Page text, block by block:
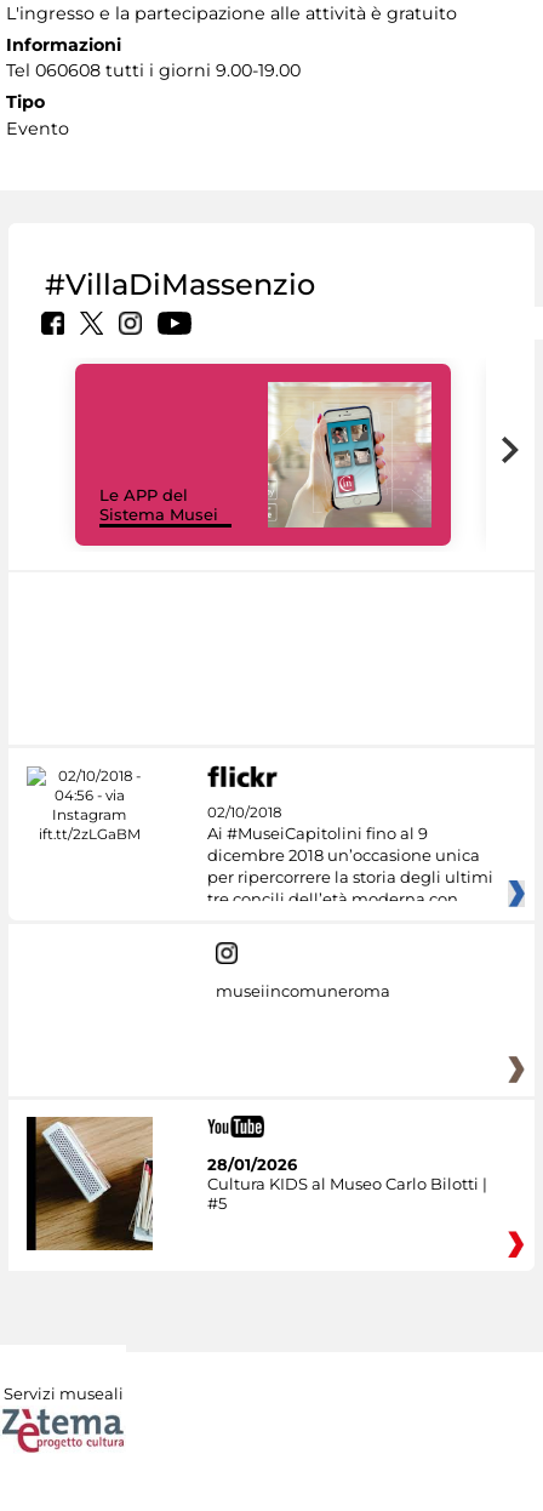
L'ingresso e la partecipazione alle attività è gratuito
Informazioni
Tel 060608 tutti i giorni 9.00-19.00
Tipo
Evento
#VillaDiMassenzio
Le APP del
Sistema Musei
02/10/2018
Ai #MuseiCapitolini fino al 9
dicembre 2018 un’occasione unica
per ripercorrere la storia degli ultimi
tre concili dell’età moderna con
museiincomuneroma
28/01/2026
Cultura KIDS al Museo Carlo Bilotti |
#5
Servizi museali